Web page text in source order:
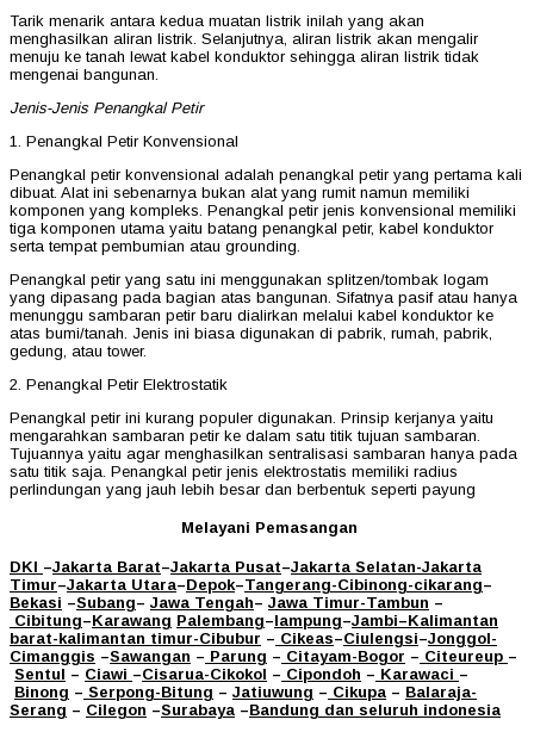
Tarik menarik antara kedua muatan listrik inilah yang akan
menghasilkan aliran listrik. Selanjutnya, aliran listrik akan mengalir
menuju ke tanah lewat kabel konduktor sehingga aliran listrik tidak
mengenai bangunan.
Jenis-Jenis Penangkal Petir
1. Penangkal Petir Konvensional
Penangkal petir konvensional adalah penangkal petir yang pertama kali
dibuat. Alat ini sebenarnya bukan alat yang rumit namun memiliki
komponen yang kompleks. Penangkal petir jenis konvensional memiliki
tiga komponen utama yaitu batang penangkal petir, kabel konduktor
serta tempat pembumian atau grounding.
Penangkal petir yang satu ini menggunakan splitzen/tombak logam
yang dipasang pada bagian atas bangunan. Sifatnya pasif atau hanya
menunggu sambaran petir baru dialirkan melalui kabel konduktor ke
atas bumi/tanah. Jenis ini biasa digunakan di pabrik, rumah, pabrik,
gedung, atau tower.
2. Penangkal Petir Elektrostatik
Penangkal petir ini kurang populer digunakan. Prinsip kerjanya yaitu
mengarahkan sambaran petir ke dalam satu titik tujuan sambaran.
Tujuannya yaitu agar menghasilkan sentralisasi sambaran hanya pada
satu titik saja. Penangkal petir jenis elektrostatis memiliki radius
perlindungan yang jauh lebih besar dan berbentuk seperti payung
Melayani Pemasangan
DKI –Jakarta Barat–Jakarta Pusat–Jakarta Selatan-Jakarta
Timur–Jakarta Utara–Depok–Tangerang-Cibinong-cikarang–
Bekasi –Subang– Jawa Tengah– Jawa Timur-Tambun –
Cibitung–Karawang Palembang–lampung–Jambi–Kalimantan
barat-kalimantan timur-Cibubur – Cikeas–Ciulengsi–Jonggol-
Cimanggis –Sawangan – Parung – Citayam-Bogor – Citeureup –
Sentul – Ciawi –Cisarua-Cikokol – Cipondoh – Karawaci –
Binong – Serpong-Bitung – Jatiuwung – Cikupa – Balaraja-
Serang – Cilegon –Surabaya –Bandung dan seluruh indonesia